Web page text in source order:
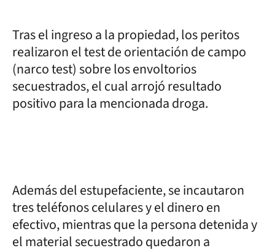
Tras el ingreso a la propiedad, los peritos
realizaron el test de orientación de campo
(narco test) sobre los envoltorios
secuestrados, el cual arrojó resultado
positivo para la mencionada droga.
Además del estupefaciente, se incautaron
tres teléfonos celulares y el dinero en
efectivo, mientras que la persona detenida y
el material secuestrado quedaron a